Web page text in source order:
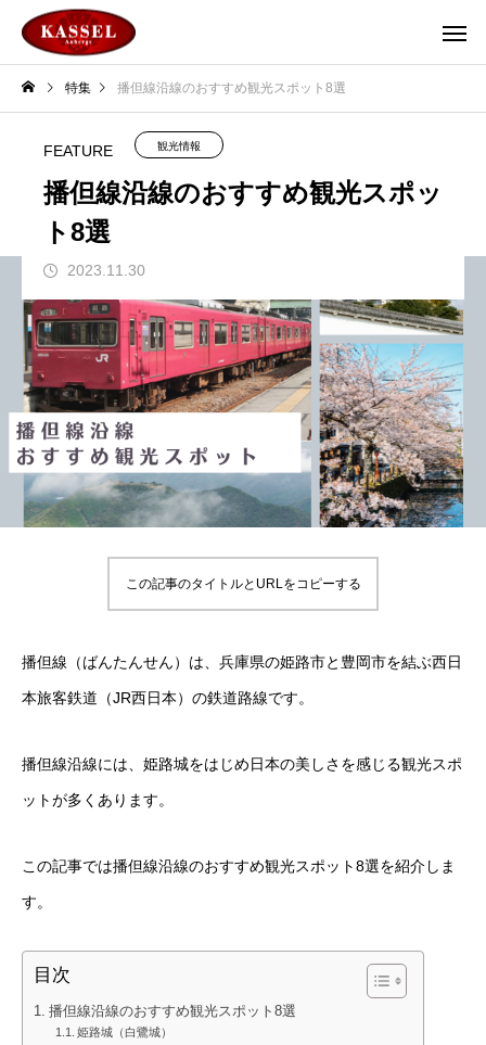
特集 播但線沿線のおすすめ観光スポット8選
FEATURE 観光情報
播但線沿線のおすすめ観光スポッ
ト8選
2023.11.30
この記事のタイトルとURLをコピーする
播但線（ばんたんせん）は、兵庫県の姫路市と豊岡市を結ぶ西日
本旅客鉄道（JR西日本）の鉄道路線です。
播但線沿線には、姫路城をはじめ日本の美しさを感じる観光スポ
ットが多くあります。
この記事では播但線沿線のおすすめ観光スポット8選を紹介しま
す。
目次
播但線沿線のおすすめ観光スポット8選
姫路城（白鷺城）